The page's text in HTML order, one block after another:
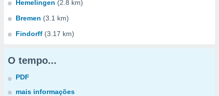
Hemelingen (2.8 km)
Bremen (3.1 km)
Findorff (3.17 km)
O tempo...
PDF
mais informações